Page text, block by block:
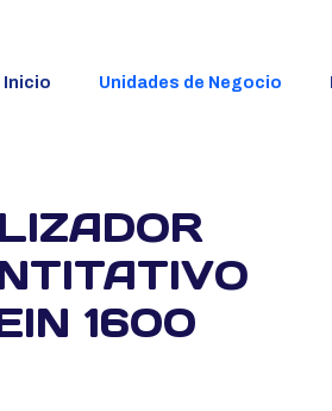
Inicio Unidades de Negocio
1600